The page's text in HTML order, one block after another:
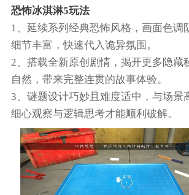
恐怖冰淇淋5玩法
1、延续系列经典恐怖风格，画面色调
细节丰富，快速代入诡异氛围。
2、搭载全新原创剧情，揭开更多隐藏
自然，带来完整连贯的故事体验。
3、谜题设计巧妙且难度适中，与场景
细心观察与逻辑思考才能顺利破解。